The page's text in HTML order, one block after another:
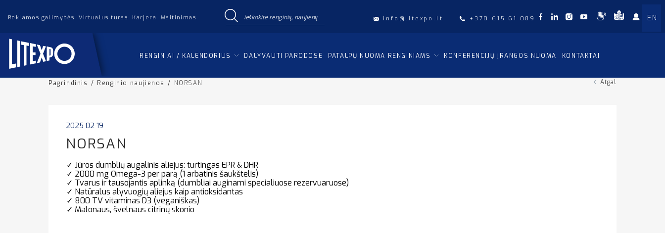
Reklamos galimybės Virtualus turas Karjera Maitinimas info@litexpo.lt +370 615 61 089 EN
RENGINIAI / KALENDORIUS DALYVAUTI PARODOSE PATALPŲ NUOMA RENGINIAMS KONFERENCIJŲ ĮRANGOS NUOMA KONTAKTAI
Pagrindinis / Renginio naujienos / NORSAN Atgal
2025 02 19
NORSAN
✓ Jūros dumblių augalinis aliejus: turtingas EPR & DHR
✓ 2000 mg Omega-3 per parą (1 arbatinis šaukštelis)
✓ Tvarus ir tausojantis aplinką (dumbliai auginami specialiuose rezervuaruose)
✓ Natūralus alyvuogių aliejus kaip antioksidantas
✓ 800 TV vitaminas D3 (veganiškas)
✓ Malonaus, švelnaus citrinų skonio